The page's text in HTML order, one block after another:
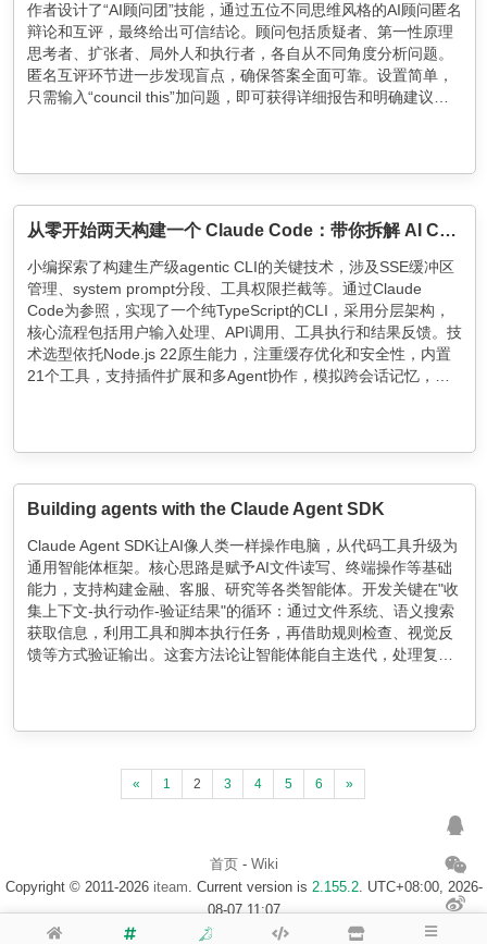
作者设计了“AI顾问团”技能，通过五位不同思维风格的AI顾问匿名
辩论和互评，最终给出可信结论。顾问包括质疑者、第一性原理
思考者、扩张者、局外人和执行者，各自从不同角度分析问题。
匿名互评环节进一步发现盲点，确保答案全面可靠。设置简单，
只需输入“council this”加问题，即可获得详细报告和明确建议，
从零开始两天构建一个 Claude Code：带你拆解 AI CLI 的每一层
小编探索了构建生产级agentic CLI的关键技术，涉及SSE缓冲区
管理、system prompt分段、工具权限拦截等。通过Claude
Code为参照，实现了一个纯TypeScript的CLI，采用分层架构，
核心流程包括用户输入处理、API调用、工具执行和结果反馈。技
术选型依托Node.js 22原生能力，注重缓存优化和安全性，内置
21个工具，支持插件扩展和多Agent协作，模拟跨会话记忆，确
Building agents with the Claude Agent SDK
Claude Agent SDK让AI像人类一样操作电脑，从代码工具升级为
通用智能体框架。核心思路是赋予AI文件读写、终端操作等基础
能力，支持构建金融、客服、研究等各类智能体。开发关键在"收
集上下文-执行动作-验证结果"的循环：通过文件系统、语义搜索
获取信息，利用工具和脚本执行任务，再借助规则检查、视觉反
馈等方式验证输出。这套方法论让智能体能自主迭代，处理复杂
« 1 2 3 4 5 6 »
首页- Wiki
Copyright © 2011-2026 iteam . Current version is 2.155.2. UTC+08:00, 2026-
08-07 11:07
浙ICP备14020137号-1 $访客地图$